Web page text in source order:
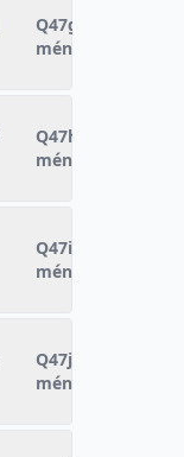
Q47g - âge de la
ménage
Q47h - sexe de
ménage
Q47i - âge de la
ménage
Q47j - sexe de la
ménage